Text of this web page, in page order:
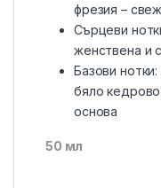
фрезия –
Сърцеви
женствена и
Базови
бяло
основа
50 мл